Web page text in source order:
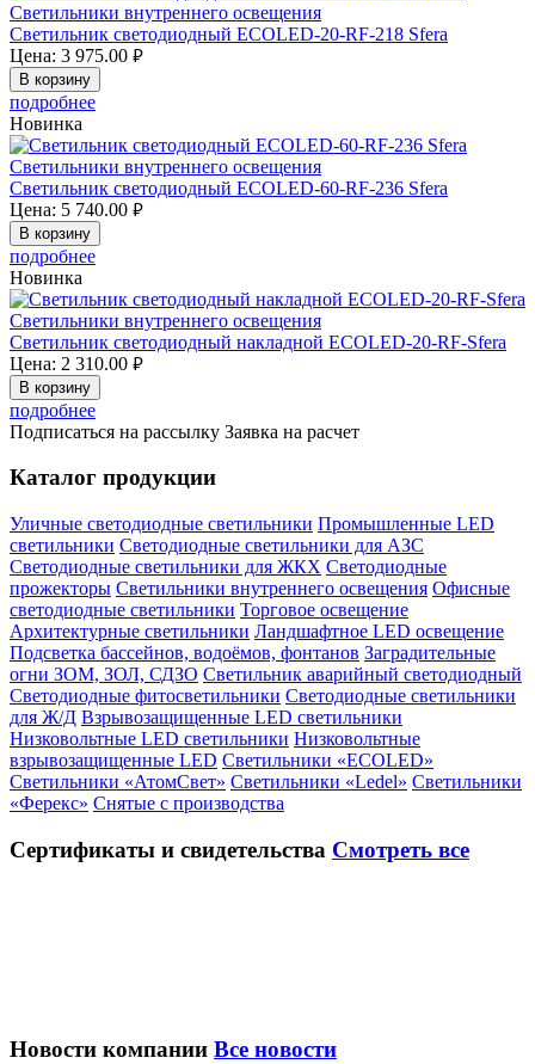
Светильники внутреннего освещения
Светильник светодиодный ECOLED-20-RF-218 Sfera
Цена: 3 975.00 руб.
В корзину
подробнее
Новинка
Светильники внутреннего освещения
Светильник светодиодный ECOLED-60-RF-236 Sfera
Цена: 5 740.00 руб.
В корзину
подробнее
Новинка
Светильники внутреннего освещения
Светильник светодиодный накладной ECOLED-20-RF-Sfera
Цена: 2 310.00 руб.
В корзину
подробнее
Подписаться на рассылку Заявка на расчет
Каталог продукции
Уличные светодиодные светильники Промышленные LED
светильники Светодиодные светильники для АЗС
Светодиодные светильники для ЖКХ Светодиодные
прожекторы Светильники внутреннего освещения Офисные
светодиодные светильники Торговое освещение
Архитектурные светильники Ландшафтное LED освещение
Подсветка бассейнов, водоёмов, фонтанов Заградительные
огни ЗОМ, ЗОЛ, СДЗО Светильник аварийный светодиодный
Светодиодные фитосветильники Светодиодные светильники
для Ж/Д Взрывозащищенные LED светильники
Низковольтные LED светильники Низковольтные
взрывозащищенные LED Светильники «ECOLED»
Светильники «АтомСвет» Светильники «Ledel» Светильники
«Ферекс» Снятые с производства
Сертификаты и свидетельства Смотреть все
Новости компании Все новости